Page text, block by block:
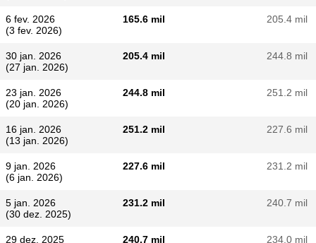
6 fev. 2026
(3 fev. 2026)
165.6 mil 205.4 mil
30 jan. 2026
(27 jan. 2026)
205.4 mil 244.8 mil
23 jan. 2026
(20 jan. 2026)
244.8 mil 251.2 mil
16 jan. 2026
(13 jan. 2026)
251.2 mil 227.6 mil
9 jan. 2026
(6 jan. 2026)
227.6 mil 231.2 mil
5 jan. 2026
(30 dez. 2025)
231.2 mil 240.7 mil
29 dez. 2025
240.7 mil 234.0 mil